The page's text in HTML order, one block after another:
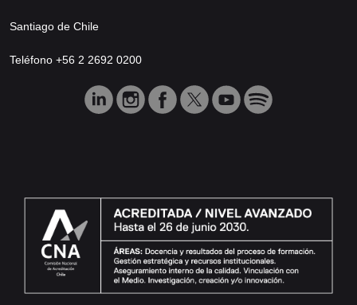
Santiago de Chile
Teléfono +56 2 2692 0200